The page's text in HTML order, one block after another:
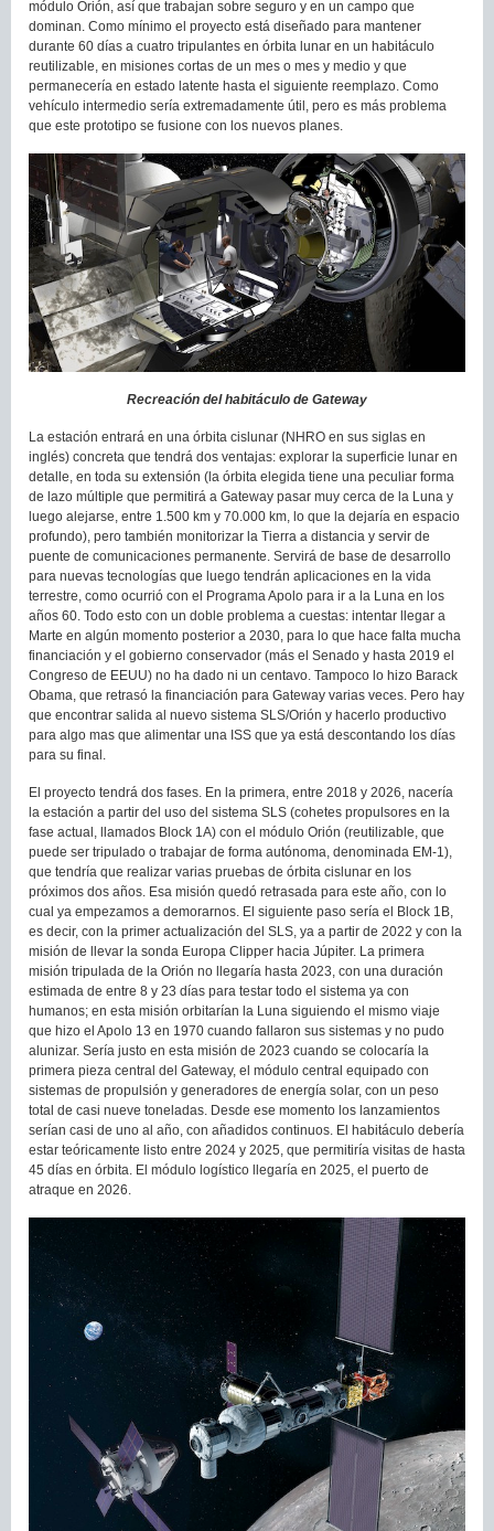
módulo Orión, así que trabajan sobre seguro y en un campo que
dominan. Como mínimo el proyecto está diseñado para mantener
durante 60 días a cuatro tripulantes en órbita lunar en un habitáculo
reutilizable, en misiones cortas de un mes o mes y medio y que
permanecería en estado latente hasta el siguiente reemplazo. Como
vehículo intermedio sería extremadamente útil, pero es más problema
que este prototipo se fusione con los nuevos planes.
Recreación del habitáculo de Gateway
La estación entrará en una órbita cislunar (NHRO en sus siglas en
inglés) concreta que tendrá dos ventajas: explorar la superficie lunar en
detalle, en toda su extensión (la órbita elegida tiene una peculiar forma
de lazo múltiple que permitirá a Gateway pasar muy cerca de la Luna y
luego alejarse, entre 1.500 km y 70.000 km, lo que la dejaría en espacio
profundo), pero también monitorizar la Tierra a distancia y servir de
puente de comunicaciones permanente. Servirá de base de desarrollo
para nuevas tecnologías que luego tendrán aplicaciones en la vida
terrestre, como ocurrió con el Programa Apolo para ir a la Luna en los
años 60. Todo esto con un doble problema a cuestas: intentar llegar a
Marte en algún momento posterior a 2030, para lo que hace falta mucha
financiación y el gobierno conservador (más el Senado y hasta 2019 el
Congreso de EEUU) no ha dado ni un centavo. Tampoco lo hizo Barack
Obama, que retrasó la financiación para Gateway varias veces. Pero hay
que encontrar salida al nuevo sistema SLS/Orión y hacerlo productivo
para algo mas que alimentar una ISS que ya está descontando los días
para su final.
El proyecto tendrá dos fases. En la primera, entre 2018 y 2026, nacería
la estación a partir del uso del sistema SLS (cohetes propulsores en la
fase actual, llamados Block 1A) con el módulo Orión (reutilizable, que
puede ser tripulado o trabajar de forma autónoma, denominada EM-1),
que tendría que realizar varias pruebas de órbita cislunar en los
próximos dos años. Esa misión quedó retrasada para este año, con lo
cual ya empezamos a demorarnos. El siguiente paso sería el Block 1B,
es decir, con la primer actualización del SLS, ya a partir de 2022 y con la
misión de llevar la sonda Europa Clipper hacia Júpiter. La primera
misión tripulada de la Orión no llegaría hasta 2023, con una duración
estimada de entre 8 y 23 días para testar todo el sistema ya con
humanos; en esta misión orbitarían la Luna siguiendo el mismo viaje
que hizo el Apolo 13 en 1970 cuando fallaron sus sistemas y no pudo
alunizar. Sería justo en esta misión de 2023 cuando se colocaría la
primera pieza central del Gateway, el módulo central equipado con
sistemas de propulsión y generadores de energía solar, con un peso
total de casi nueve toneladas. Desde ese momento los lanzamientos
serían casi de uno al año, con añadidos continuos. El habitáculo debería
estar teóricamente listo entre 2024 y 2025, que permitiría visitas de hasta
45 días en órbita. El módulo logístico llegaría en 2025, el puerto de
atraque en 2026.